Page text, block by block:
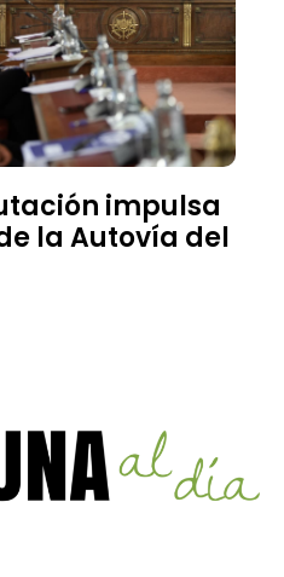
impulsa
la Autovía del